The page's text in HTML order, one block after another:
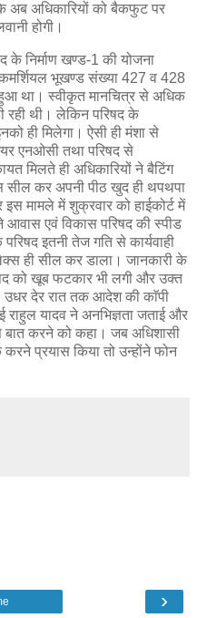
अब अधिकारियों को बैकफुट पर
होगी।
के निर्माण खण्ड-1 की योजना
भूखण्ड संख्या 427 व 428
हुआ था। स्वीकृत मानचित्र से अधिक
रही थी। लेकिन परिषद के
ही मिलेगा। ऐसी ही मंशा से
एनओसी तथा परिषद से
मिलते ही अधिकारियों ने बैटिंग
कर अपनी पीठ खुद ही थपथपा
मामले में शुक्रवार को हाईकोर्ट में
आवास एवं विकास परिषद की स्पीड
इतनी तेज गति से कार्यवाही
ही सील कर डाला। जानकारी के
को खूब फटकार भी लगी और उक्त
देर रात तक आदेश की काॅपी
यादव ने अनभिज्ञता जताई और
बात करने को कहा। जब अधिशासी
प्रयास किया तो उन्होंने फोन
›